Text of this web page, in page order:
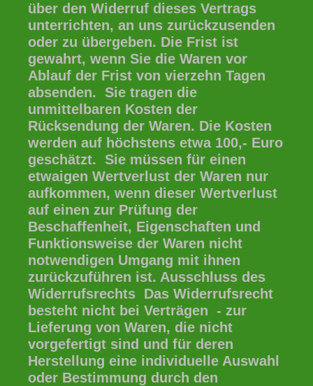
über den Widerruf dieses Vertrags
unterrichten, an uns zurückzusenden
oder zu übergeben. Die Frist ist
gewahrt, wenn Sie die Waren vor
Ablauf der Frist von vierzehn Tagen
absenden. Sie tragen die
unmittelbaren Kosten der
Rücksendung der Waren. Die Kosten
werden auf höchstens etwa 100,- Euro
geschätzt. Sie müssen für einen
etwaigen Wertverlust der Waren nur
aufkommen, wenn dieser Wertverlust
auf einen zur Prüfung der
Beschaffenheit, Eigenschaften und
Funktionsweise der Waren nicht
notwendigen Umgang mit ihnen
zurückzuführen ist. Ausschluss des
Widerrufsrechts Das Widerrufsrecht
besteht nicht bei Verträgen - zur
Lieferung von Waren, die nicht
vorgefertigt sind und für deren
Herstellung eine individuelle Auswahl
oder Bestimmung durch den